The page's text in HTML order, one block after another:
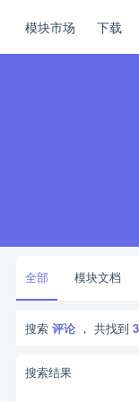
模块市场 下载
全部 模块文档
搜索 评论 ， 共找到
搜索结果